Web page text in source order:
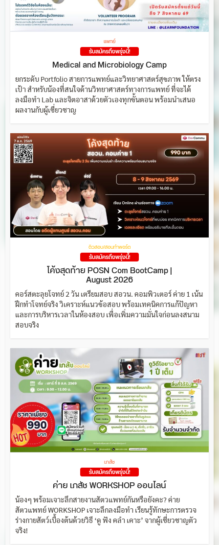
แพทย์
รับสมัครถึงพรุ่งนี้!
Medical and Microbiology Camp
ยกระดับ Portfolio สายการแพทย์และวิทยาศาสตร์สุขภาพ ให้ตรง
เป้า สำหรับน้องที่สนใจด้านวิทยาศาสตร์ทางการแพทย์ ที่จะได้
ลงมือทำ Lab และจิตอาสาด้วยตัวเองทุกขั้นตอน พร้อมนำเสนอ
ผลงานกับผู้เชี่ยวชาญ
ติวสอบ/สอนทำพอร์ต
รับสมัครถึงพรุ่งนี้!
โค้งสุดท้าย POSN Com BootCamp |
August 2026
คอร์สตะลุยโจทย์ 2 วัน เตรียมสอบ สอวน. คอมพิวเตอร์ ค่าย 1 เน้น
ฝึกทำโจทย์จริง วิเคราะห์แนวข้อสอบ พร้อมเทคนิคการแก้ปัญหา
และการบริหารเวลาในห้องสอบ เพื่อเพิ่มความมั่นใจก่อนลงสนาม
สอบจริง
เภสัช
รับสมัครถึงพรุ่งนี้!
ค่าย เภสัช WORKSHOP ออนไลน์
น้องๆ พร้อมเจาะลึกสายงานสัตวแพทย์กันหรือยังคะ? ค่าย
สัตวแพทย์ WORKSHOP เจาะลึกลงมือทำ เรียนรู้ทักษะการตรวจ
ร่างกายสัตว์เบื้องต้นด้วยวิธี ‘ดู ฟัง คลำ เคาะ’ จากผู้เชี่ยวชาญตัว
จริง!